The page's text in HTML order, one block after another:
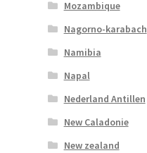
Mozambique
Nagorno-karabach
Namibia
Napal
Nederland Antillen
New Caladonie
New zealand